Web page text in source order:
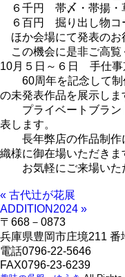
６千円 帯〆・帯揚・
６百円 掘り出し物コ
ほか会場にて発表のお
この機会に是非ご高覧
10月５日～６日 手仕事
60周年を記念して制
の未発表作品を展示しま
プライベートブラン
表します。
長年弊店の作品制作
織様に御在場いただきま
お気軽にご来場いた
« 古代辻が花展
ADDITION2024 »
〒668－0873
兵庫県豊岡市庄境211 番
電話0796-22-5646
FAX0796-23-6239